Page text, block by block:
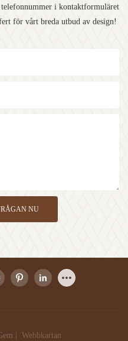
i kontaktformuläret
för vårt breda utbud av design!
NU
| Webbkartan